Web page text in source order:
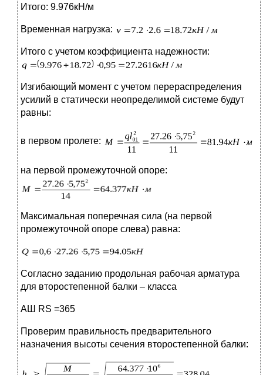
Итого: 9.976кН/м
Временная нагрузка:
Итого с учетом коэффициента надежности:
Изгибающий момент с учетом перераспределения
усилий в статически неопределимой системе будут
равны:
в первом пролете:
на первой промежуточной опоре:
Максимальная поперечная сила (на первой
промежуточной опоре слева) равна:
Согласно заданию продольная рабочая арматура
для второстепенной балки – класса
АШ RS =365
Проверим правильность предварительного
назначения высоты сечения второстепенной балки: